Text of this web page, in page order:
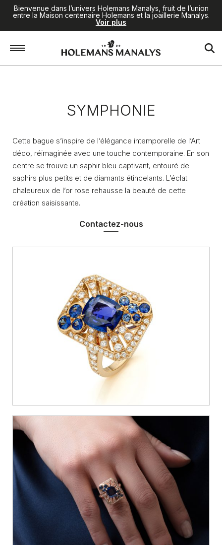
Bienvenue dans l’univers Holemans Manalys, fruit de l’union
entre la Maison centenaire Holemans et la joaillerie Manalys.
Voir plus
Joaillerie / Symphonie
SYMPHONIE
Cette bague s’inspire de l’élégance intemporelle de l’Art
déco, réimaginée avec une touche contemporaine. En son
centre se trouve un saphir bleu captivant, entouré de
saphirs plus petits et de diamants étincelants. L’éclat
chaleureux de l’or rose rehausse la beauté de cette
création saisissante.
Contactez-nous